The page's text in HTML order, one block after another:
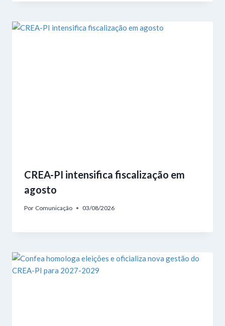
CREA-PI intensifica fiscalização em
agosto
Por Comunicação 03/08/2026